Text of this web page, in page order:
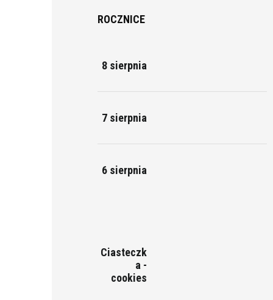
ROCZNICE
8 sierpnia
7 sierpnia
6 sierpnia
Ciasteczk
a -
cookies